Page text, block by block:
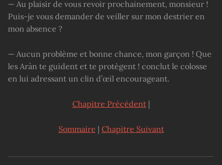
— Au plaisir de vous revoir prochainement, monsieur !
Puis-je vous demander de veiller sur mon destrier en
mon absence ?
— Aucun problème et bonne chance, mon garçon ! Que
les Aràn te guident et te protègent ! conclut le colosse
en lui adressant un clin d’œil encourageant.
Chapitre Précédent|
Sommaire | Chapitre Suivant